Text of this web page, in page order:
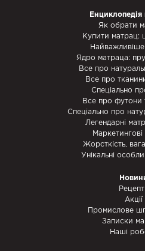
Енциклопедія
Як обрати
Купити матрац:
Найважливіше
Ядро матраца:
Все про
Все про
Спеціально
Все про футони
Спеціально про
Легендарні
Маркетингові
Жорсткість,
Унікальні
Акції
Промислове
Записки
Наші